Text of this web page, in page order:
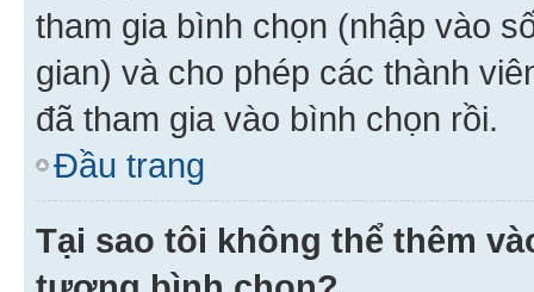
tham gia bình chọn (nhập vào
gian) và cho phép các thành
đã tham gia vào bình chọn rồi.
Đầu trang
Tại sao tôi không thể thêm